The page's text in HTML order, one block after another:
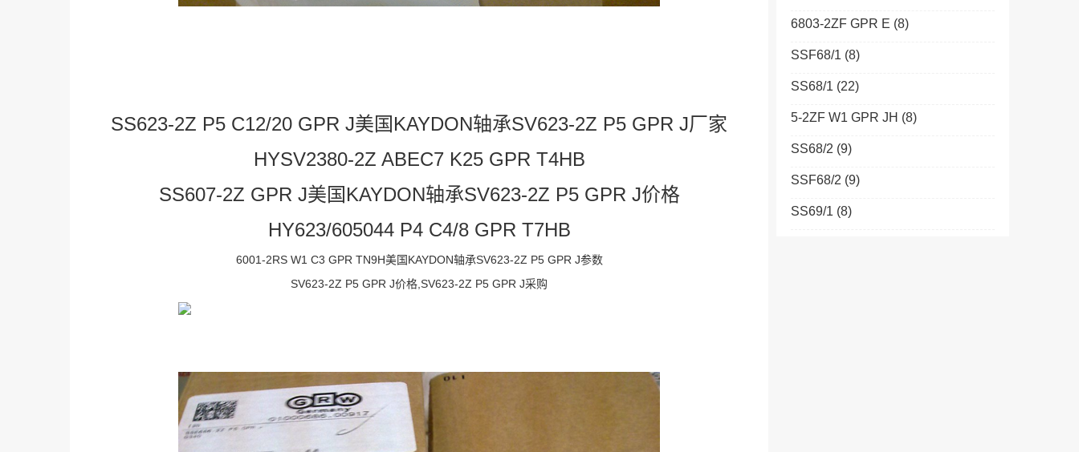
SS623-2Z P5 C12/20 GPR J美国KAYDON轴承SV623-2Z P5 GPR J厂家
HYSV2380-2Z ABEC7 K25 GPR T4HB
SS607-2Z GPR J美国KAYDON轴承SV623-2Z P5 GPR J价格
HY623/605044 P4 C4/8 GPR T7HB
6001-2RS W1 C3 GPR TN9H美国KAYDON轴承SV623-2Z P5 GPR J参数
SV623-2Z P5 GPR J价格,SV623-2Z P5 GPR J采购
6803-2ZF GPR E (8)
SSF68/1 (8)
SS68/1 (22)
5-2ZF W1 GPR JH (8)
SS68/2 (9)
SSF68/2 (9)
SS69/1 (8)